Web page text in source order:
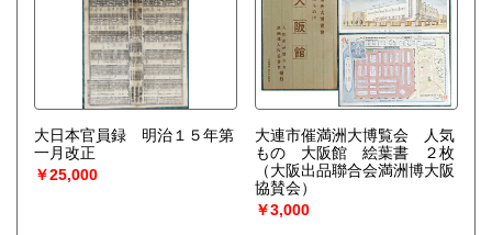
大日本官員録 明治１５年第
一月改正
￥25,000
大連市催満洲大博覧会 人気
もの 大阪館 絵葉書 ２枚
（大阪出品聯合会満洲博大阪
協賛会）
￥3,000